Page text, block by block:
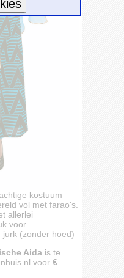
kostuum
vol met farao's.
allerlei
voor
(zonder hoed)
Aida is te
voor €